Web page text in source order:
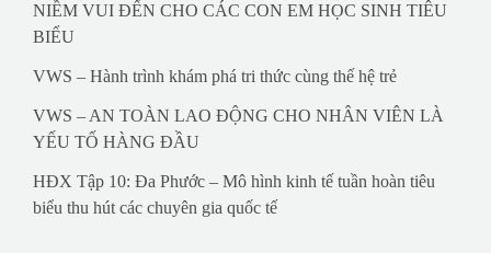
NIỀM VUI ĐẾN CHO CÁC CON EM HỌC SINH TIÊU
BIỂU
VWS – Hành trình khám phá tri thức cùng thế hệ trẻ
VWS – AN TOÀN LAO ĐỘNG CHO NHÂN VIÊN LÀ
YẾU TỐ HÀNG ĐẦU
HĐX Tập 10: Đa Phước – Mô hình kinh tế tuần hoàn tiêu
biểu thu hút các chuyên gia quốc tế